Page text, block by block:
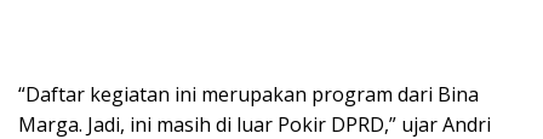
“Daftar kegiatan ini merupakan program dari Bina
Marga. Jadi, ini masih di luar Pokir DPRD,” ujar Andri